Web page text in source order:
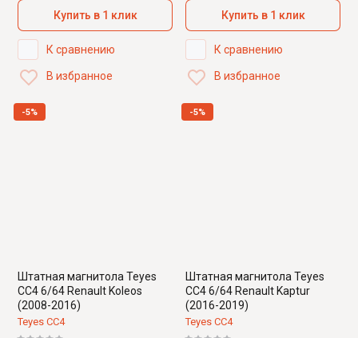
Купить в 1 клик
К сравнению
В избранное
Купить в 1 клик
К сравнению
В избранное
-5%
Штатная магнитола Teyes
CC4 6/64 Renault Koleos
(2008-2016)
Teyes CC4
-5%
Штатная магнитола Teyes
CC4 6/64 Renault Kaptur
(2016-2019)
Teyes CC4